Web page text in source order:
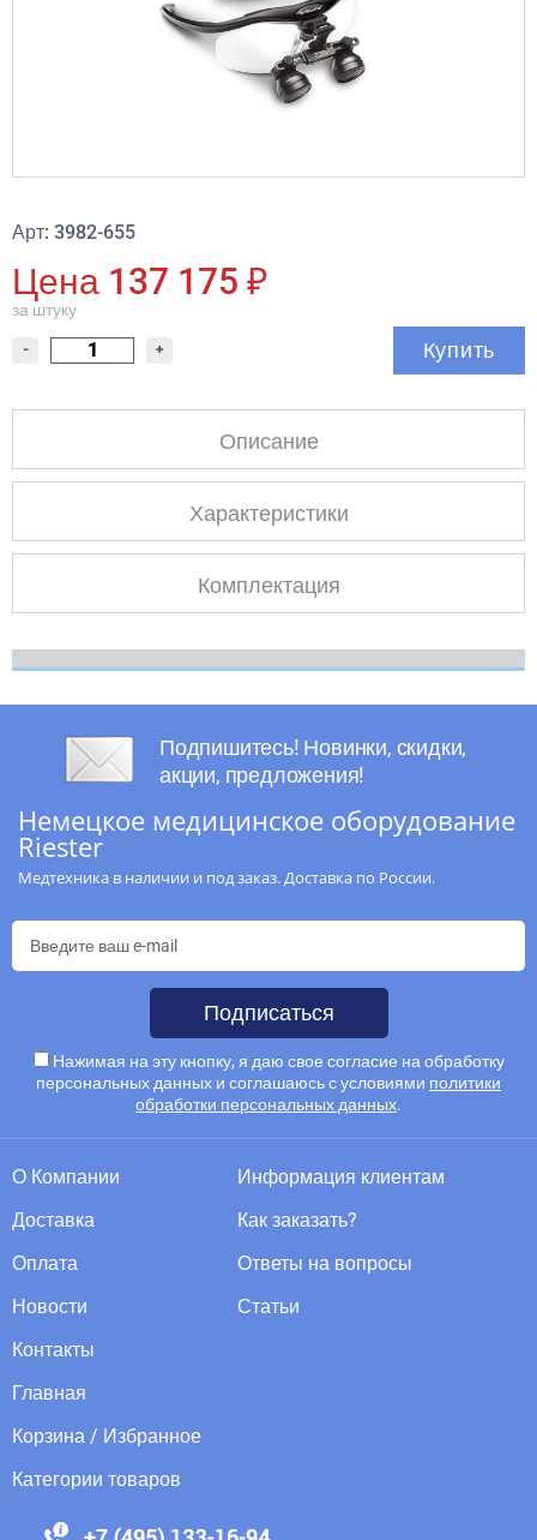
Арт: 3982-655
Цена 137 175 ₽
за штуку
- + Купить
Описание
Характеристики
Комплектация
Подпишитесь! Новинки, скидки,
акции, предложения!
Немецкое медицинское оборудование
Riester
Медтехника в наличии и под заказ. Доставка по России.
Подписаться
Нажимая на эту кнопку, я даю свое согласие на обработку
персональных данных и соглашаюсь с условиями политики
обработки персональных данных.
О Компании
Доставка
Оплата
Новости
Информация клиентам
Как заказать?
Ответы на вопросы
Статьи
Контакты
Главная
Корзина / Избранное
Категории товаров